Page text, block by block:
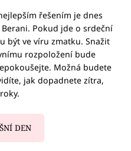
řešením je dnes
Pokud jde o srdeční
být ve víru zmatku. Snažit
rozpoložení bude
Možná budete
jak dopadnete zítra,
DEN